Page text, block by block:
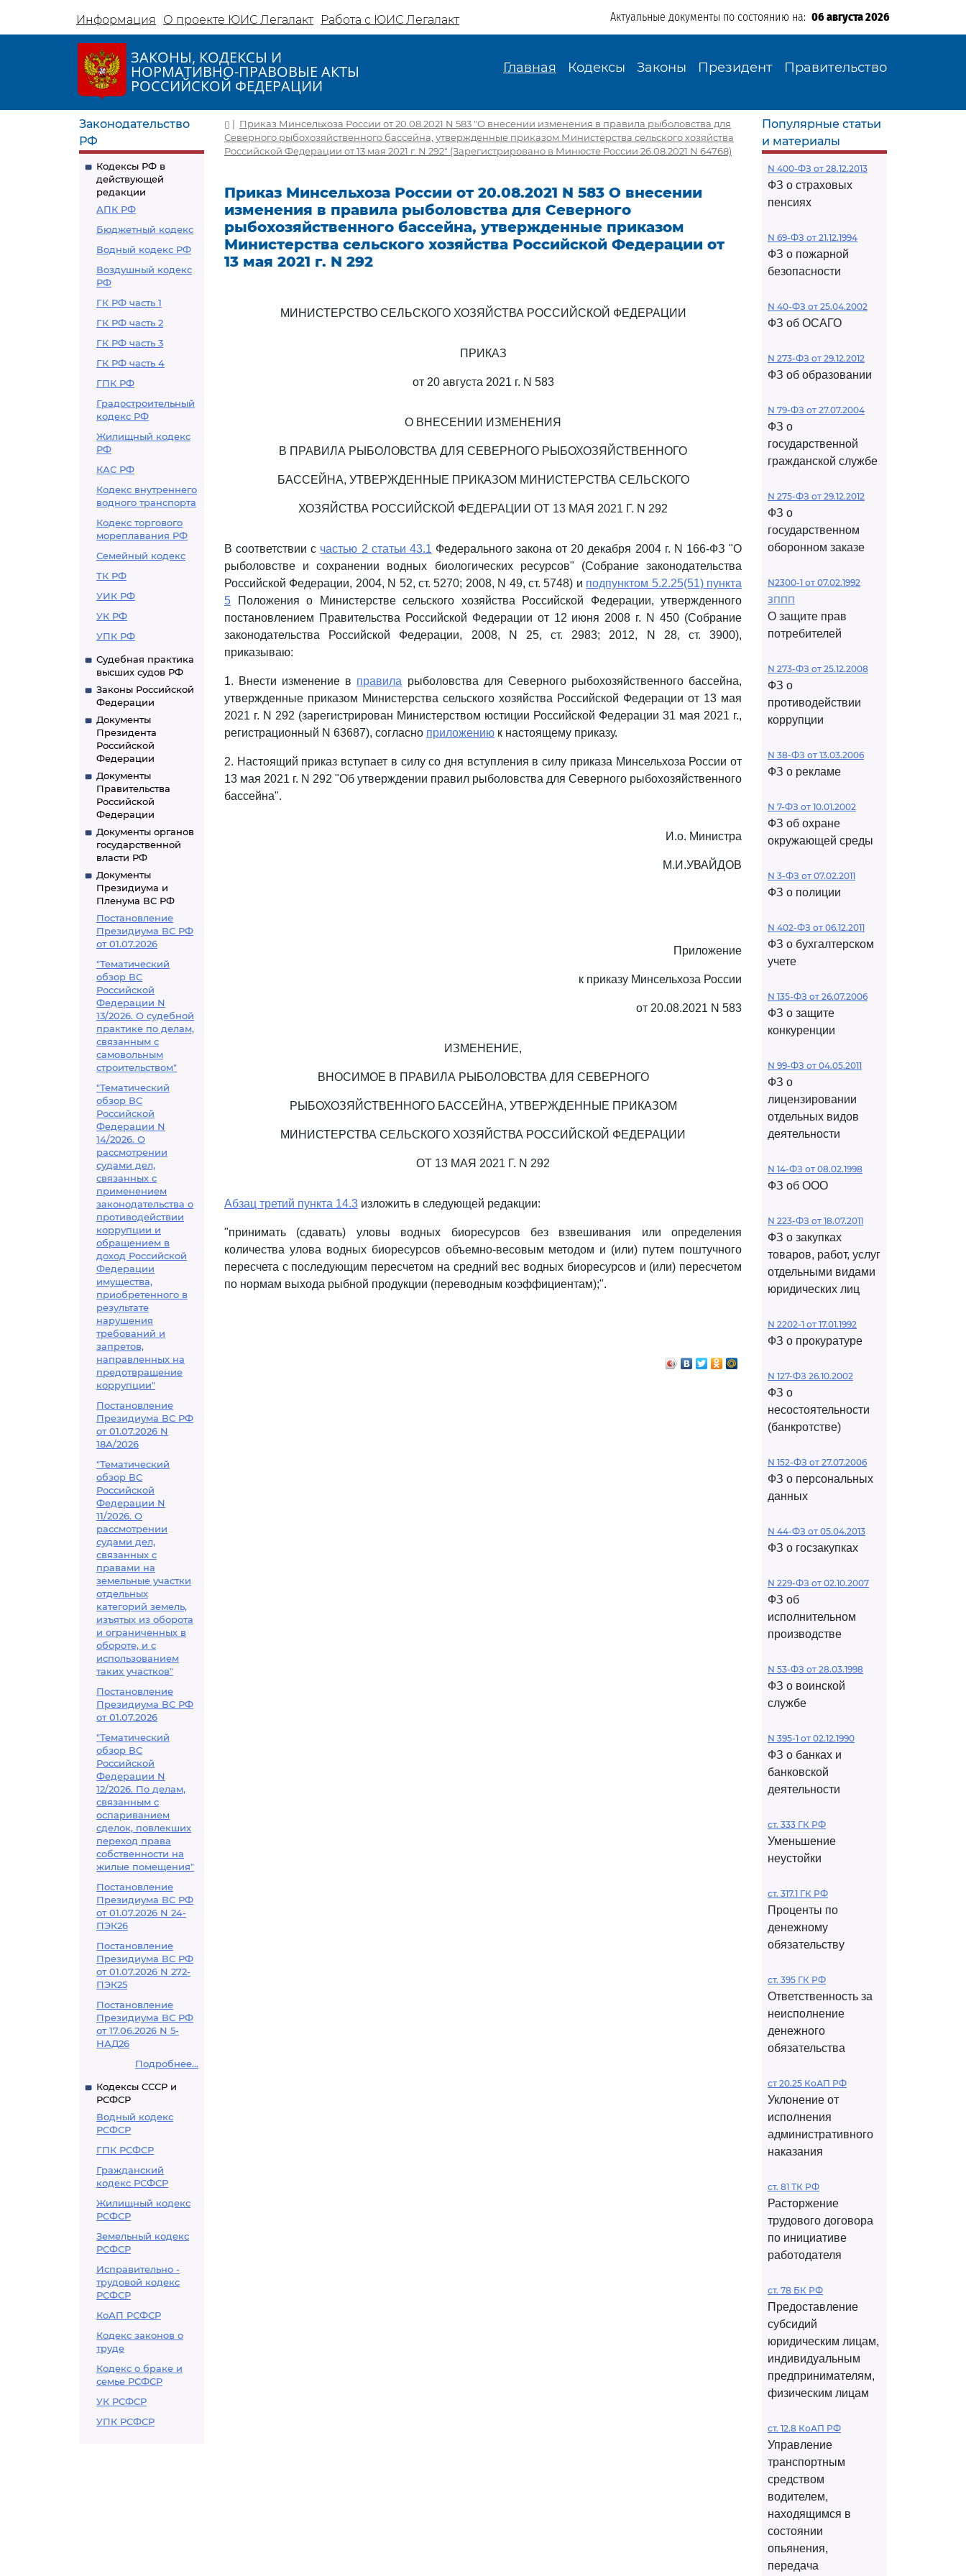
Информация О проекте ЮИС Легалакт Работа с ЮИС Легалакт Актуальные документы по состоянию на: 06 августа 2026
ЗАКОНЫ, КОДЕКСЫ И
НОРМАТИВНО-ПРАВОВЫЕ АКТЫ
РОССИЙСКОЙ ФЕДЕРАЦИИ
Главная Кодексы Законы Президент Правительство
Законодательство
РФ
Кодексы РФ в
действующей
редакции
АПК РФ
Бюджетный кодекс
Водный кодекс РФ
Воздушный кодекс
РФ
ГК РФ часть 1
ГК РФ часть 2
ГК РФ часть 3
ГК РФ часть 4
ГПК РФ
Градостроительный
кодекс РФ
Жилищный кодекс
РФ
КАС РФ
Кодекс внутреннего
водного транспорта
Кодекс торгового
мореплавания РФ
Семейный кодекс
ТК РФ
УИК РФ
УК РФ
УПК РФ
Судебная практика
высших судов РФ
Законы Российской
Федерации
Документы
Президента
Российской
Федерации
Документы
Правительства
Российской
Федерации
Документы органов
государственной
власти РФ
Документы
Президиума и
Пленума ВС РФ
Постановление
Президиума ВС РФ
от 01.07.2026
"Тематический
обзор ВС
Российской
Федерации N
13/2026. О судебной
практике по делам,
связанным с
самовольным
строительством"
"Тематический
обзор ВС
Российской
Федерации N
14/2026. О
рассмотрении
судами дел,
связанных с
применением
законодательства о
противодействии
коррупции и
обращением в
доход Российской
Федерации
имущества,
приобретенного в
результате
нарушения
требований и
запретов,
направленных на
предотвращение
коррупции"
Постановление
Президиума ВС РФ
от 01.07.2026 N
18А/2026
"Тематический
обзор ВС
Российской
Федерации N
11/2026. О
рассмотрении
судами дел,
связанных с
правами на
земельные участки
отдельных
категорий земель,
изъятых из оборота
и ограниченных в
обороте, и с
использованием
таких участков"
Постановление
Президиума ВС РФ
от 01.07.2026
"Тематический
обзор ВС
Российской
Федерации N
12/2026. По делам,
связанным с
оспариванием
сделок, повлекших
переход права
собственности на
жилые помещения"
Постановление
Президиума ВС РФ
от 01.07.2026 N 24-
ПЭК26
Постановление
Президиума ВС РФ
от 01.07.2026 N 272-
ПЭК25
Постановление
Президиума ВС РФ
от 17.06.2026 N 5-
НАД26
Подробнее...
Кодексы СССР и
РСФСР
Водный кодекс
РСФСР
ГПК РСФСР
Гражданский
кодекс РСФСР
Жилищный кодекс
РСФСР
Земельный кодекс
РСФСР
Исправительно -
трудовой кодекс
РСФСР
КоАП РСФСР
Кодекс законов о
труде
Кодекс о браке и
семье РСФСР
УК РСФСР
УПК РСФСР
| Приказ Минсельхоза России от 20.08.2021 N 583 "О внесении изменения в правила рыболовства для
Северного рыбохозяйственного бассейна, утвержденные приказом Министерства сельского хозяйства
Российской Федерации от 13 мая 2021 г. N 292" (Зарегистрировано в Минюсте России 26.08.2021 N 64768)
Приказ Минсельхоза России от 20.08.2021 N 583 О внесении
изменения в правила рыболовства для Северного
рыбохозяйственного бассейна, утвержденные приказом
Министерства сельского хозяйства Российской Федерации от
13 мая 2021 г. N 292
МИНИСТЕРСТВО СЕЛЬСКОГО ХОЗЯЙСТВА РОССИЙСКОЙ ФЕДЕРАЦИИ
ПРИКАЗ
от 20 августа 2021 г. N 583
О ВНЕСЕНИИ ИЗМЕНЕНИЯ
В ПРАВИЛА РЫБОЛОВСТВА ДЛЯ СЕВЕРНОГО РЫБОХОЗЯЙСТВЕННОГО
БАССЕЙНА, УТВЕРЖДЕННЫЕ ПРИКАЗОМ МИНИСТЕРСТВА СЕЛЬСКОГО
ХОЗЯЙСТВА РОССИЙСКОЙ ФЕДЕРАЦИИ ОТ 13 МАЯ 2021 Г. N 292
В соответствии с частью 2 статьи 43.1 Федерального закона от 20 декабря 2004 г. N 166-ФЗ "О
рыболовстве и сохранении водных биологических ресурсов" (Собрание законодательства
Российской Федерации, 2004, N 52, ст. 5270; 2008, N 49, ст. 5748) и подпунктом 5.2.25(51) пункта
5 Положения о Министерстве сельского хозяйства Российской Федерации, утвержденного
постановлением Правительства Российской Федерации от 12 июня 2008 г. N 450 (Собрание
законодательства Российской Федерации, 2008, N 25, ст. 2983; 2012, N 28, ст. 3900),
приказываю:
1. Внести изменение в правила рыболовства для Северного рыбохозяйственного бассейна,
утвержденные приказом Министерства сельского хозяйства Российской Федерации от 13 мая
2021 г. N 292 (зарегистрирован Министерством юстиции Российской Федерации 31 мая 2021 г.,
регистрационный N 63687), согласно приложению к настоящему приказу.
2. Настоящий приказ вступает в силу со дня вступления в силу приказа Минсельхоза России от
13 мая 2021 г. N 292 "Об утверждении правил рыболовства для Северного рыбохозяйственного
бассейна".
И.о. Министра
М.И.УВАЙДОВ
Приложение
к приказу Минсельхоза России
от 20.08.2021 N 583
ИЗМЕНЕНИЕ,
ВНОСИМОЕ В ПРАВИЛА РЫБОЛОВСТВА ДЛЯ СЕВЕРНОГО
РЫБОХОЗЯЙСТВЕННОГО БАССЕЙНА, УТВЕРЖДЕННЫЕ ПРИКАЗОМ
МИНИСТЕРСТВА СЕЛЬСКОГО ХОЗЯЙСТВА РОССИЙСКОЙ ФЕДЕРАЦИИ
ОТ 13 МАЯ 2021 Г. N 292
Абзац третий пункта 14.3 изложить в следующей редакции:
"принимать (сдавать) уловы водных биоресурсов без взвешивания или определения
количества улова водных биоресурсов объемно-весовым методом и (или) путем поштучного
пересчета с последующим пересчетом на средний вес водных биоресурсов и (или) пересчетом
по нормам выхода рыбной продукции (переводным коэффициентам);".
Популярные статьи
и материалы
N 400-ФЗ от 28.12.2013
ФЗ о страховых
пенсиях
N 69-ФЗ от 21.12.1994
ФЗ о пожарной
безопасности
N 40-ФЗ от 25.04.2002
ФЗ об ОСАГО
N 273-ФЗ от 29.12.2012
ФЗ об образовании
N 79-ФЗ от 27.07.2004
ФЗ о
государственной
гражданской службе
N 275-ФЗ от 29.12.2012
ФЗ о
государственном
оборонном заказе
N2300-1 от 07.02.1992
ЗППП
О защите прав
потребителей
N 273-ФЗ от 25.12.2008
ФЗ о
противодействии
коррупции
N 38-ФЗ от 13.03.2006
ФЗ о рекламе
N 7-ФЗ от 10.01.2002
ФЗ об охране
окружающей среды
N 3-ФЗ от 07.02.2011
ФЗ о полиции
N 402-ФЗ от 06.12.2011
ФЗ о бухгалтерском
учете
N 135-ФЗ от 26.07.2006
ФЗ о защите
конкуренции
N 99-ФЗ от 04.05.2011
ФЗ о
лицензировании
отдельных видов
деятельности
N 14-ФЗ от 08.02.1998
ФЗ об ООО
N 223-ФЗ от 18.07.2011
ФЗ о закупках
товаров, работ, услуг
отдельными видами
юридических лиц
N 2202-1 от 17.01.1992
ФЗ о прокуратуре
N 127-ФЗ 26.10.2002
ФЗ о
несостоятельности
(банкротстве)
N 152-ФЗ от 27.07.2006
ФЗ о персональных
данных
N 44-ФЗ от 05.04.2013
ФЗ о госзакупках
N 229-ФЗ от 02.10.2007
ФЗ об
исполнительном
производстве
N 53-ФЗ от 28.03.1998
ФЗ о воинской
службе
N 395-1 от 02.12.1990
ФЗ о банках и
банковской
деятельности
ст. 333 ГК РФ
Уменьшение
неустойки
ст. 317.1 ГК РФ
Проценты по
денежному
обязательству
ст. 395 ГК РФ
Ответственность за
неисполнение
денежного
обязательства
ст 20.25 КоАП РФ
Уклонение от
исполнения
административного
наказания
ст. 81 ТК РФ
Расторжение
трудового договора
по инициативе
работодателя
ст. 78 БК РФ
Предоставление
субсидий
юридическим лицам,
индивидуальным
предпринимателям,
физическим лицам
ст. 12.8 КоАП РФ
Управление
транспортным
средством
водителем,
находящимся в
состоянии
опьянения,
передача